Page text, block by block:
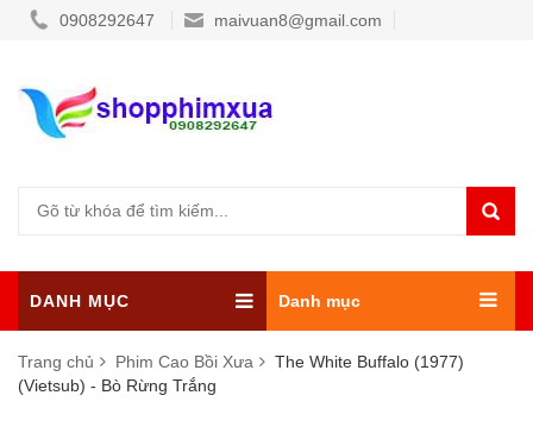
0908292647 maivuan8@gmail.com
DANH MỤC Danh mục
Trang chủ Phim Cao Bồi Xưa
The White Buffalo (1977)
(Vietsub) - Bò Rừng Trắng